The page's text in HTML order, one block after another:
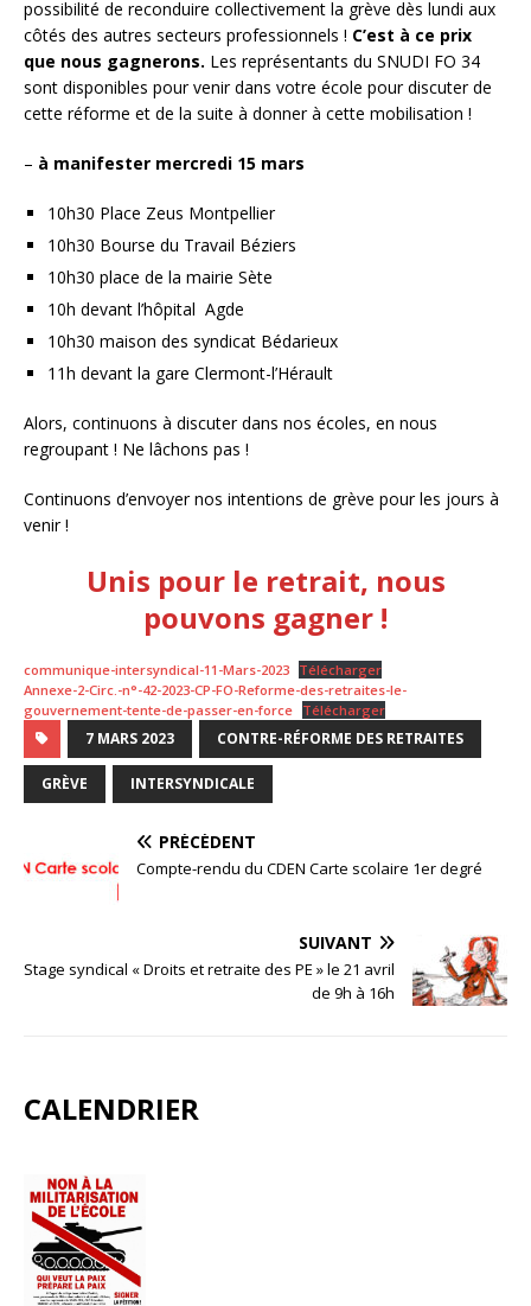
possibilité de reconduire collectivement la grève dès lundi aux
côtés des autres secteurs professionnels ! C’est à ce prix
que nous gagnerons. Les représentants du SNUDI FO 34
sont disponibles pour venir dans votre école pour discuter de
cette réforme et de la suite à donner à cette mobilisation !
– à manifester mercredi 15 mars
10h30 Place Zeus Montpellier
10h30 Bourse du Travail Béziers
10h30 place de la mairie Sète
10h devant l’hôpital Agde
10h30 maison des syndicat Bédarieux
11h devant la gare Clermont-l’Hérault
Alors, continuons à discuter dans nos écoles, en nous
regroupant ! Ne lâchons pas !
Continuons d’envoyer nos intentions de grève pour les jours à
venir !
Unis pour le retrait, nous
pouvons gagner !
communique-intersyndical-11-Mars-2023 Télécharger
Annexe-2-Circ.-n°-42-2023-CP-FO-Reforme-des-retraites-le-
gouvernement-tente-de-passer-en-force Télécharger
7 MARS 2023 CONTRE-RÉFORME DES RETRAITES
GRÈVE INTERSYNDICALE
PRÉCÉDENT
Compte-rendu du CDEN Carte scolaire 1er degré
SUIVANT
Stage syndical « Droits et retraite des PE » le 21 avril
de 9h à 16h
CALENDRIER